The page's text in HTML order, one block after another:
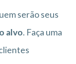
serão seus
alvo. Faça uma